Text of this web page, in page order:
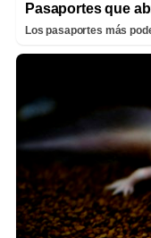
Pasaportes que
Los pasaportes más